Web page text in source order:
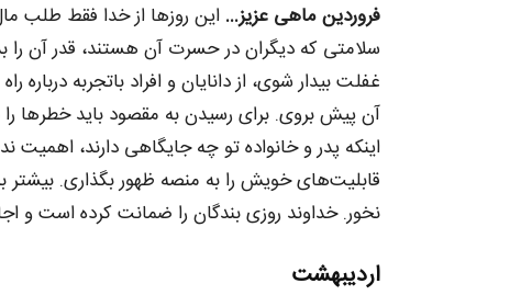
فروردین ماهی عزیز… این روزها از خدا فقط طلب
سلامتی که دیگران در حسرت آن هستند، قدر آن
غفلت بیدار شوی، از دانایان و افراد باتجربه
آن پیش بروی. برای رسیدن به مقصود باید خطرها
اینکه پدر و خانواده تو چه جایگاهی دارند،
قابلیت‌های خویش را به منصه ظهور بگذاری. بیشتر
نخور. خداوند روزی بندگان را ضمانت کرده است و
اردیبهشت